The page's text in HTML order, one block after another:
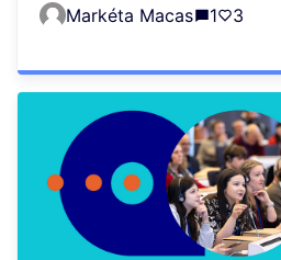
Markéta Macas 1 3